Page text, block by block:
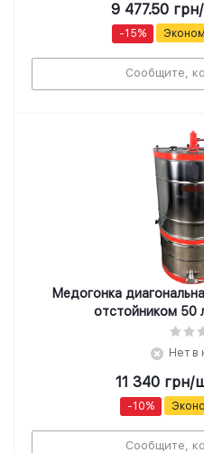
9 477.50 грн
-15%
Сообщите,
Медогонка
отстойником 50
Нет в
11 340 грн/
-10%
Сообщите,